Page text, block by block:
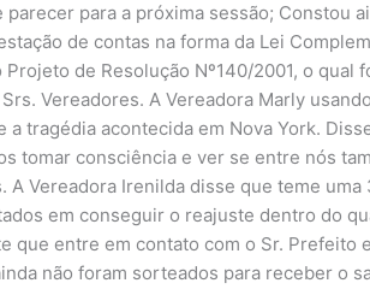
para a próxima sessão; Constou
de contas na forma da Lei
de Resolução Nº140/2001, o qual
Vereadores. A Vereadora Marly
tragédia acontecida em Nova York.
tomar consciência e ver se entre nós
Vereadora Irenilda disse que teme
em conseguir o reajuste dentro do
que entre em contato com o Sr. Prefeito
não foram sorteados para receber o